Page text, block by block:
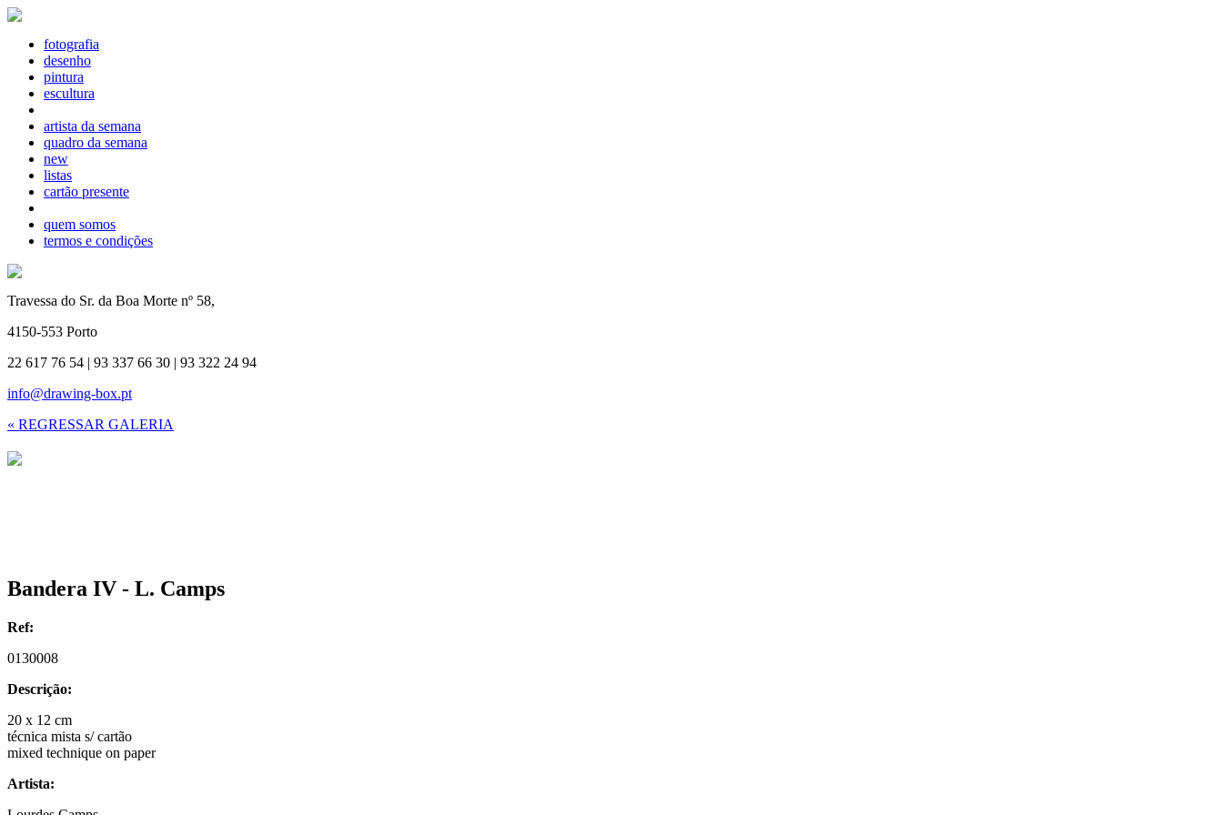
fotografia
desenho
pintura
escultura
artista da semana
quadro da semana
new
listas
cartão presente
quem somos
termos e condições
Travessa do Sr. da Boa Morte nº 58,
4150-553 Porto
22 617 76 54 | 93 337 66 30 | 93 322 24 94
info@drawing-box.pt
« REGRESSAR GALERIA
Bandera IV - L. Camps
Ref:
0130008
Descrição:
20 x 12 cm
técnica mista s/ cartão
mixed technique on paper
Artista: